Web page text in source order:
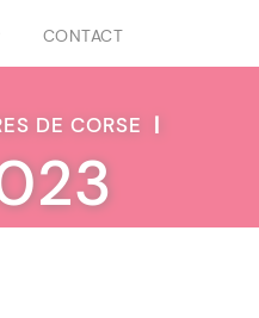
CONTACT
DE CORSE |